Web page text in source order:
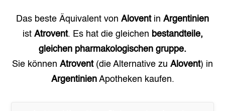
Das beste Äquivalent von Aloventin Argentinien
ist Atrovent. Es hat die gleichen bestandteile,
gleichen pharmakologischen gruppe.
Sie können Atrovent(die Alternative zu Alovent) in
ArgentinienApotheken kaufen.